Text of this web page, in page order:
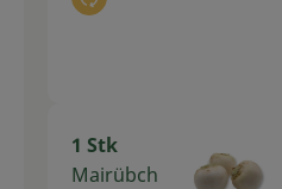
Auswahl ändern
1 Stk
Mairübch